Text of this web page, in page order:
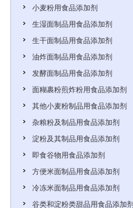
小麦粉用食品添加剂
生湿面制品用食品添加剂
生干面制品用食品添加剂
油炸面制品用食品添加剂
发酵面制品用食品添加剂
面糊裹粉煎炸粉用食品添加剂
其他小麦粉制品用食品添加剂
杂粮粉及制品用食品添加剂
淀粉及其制品用食品添加剂
即食谷物用食品添加剂
方便米面制品用食品添加剂
冷冻米面制品用食品添加剂
谷类和淀粉类甜品用食品添加剂